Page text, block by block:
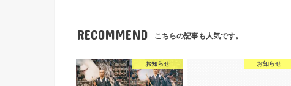
RECOMMEND こちらの記事も人気です。
お知らせ お知らせ